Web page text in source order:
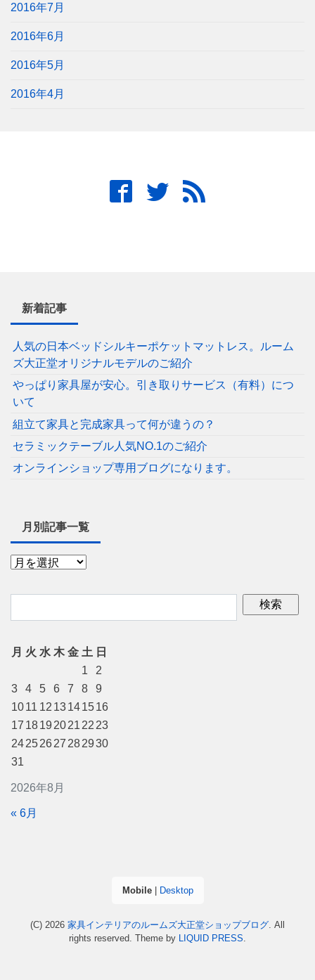
2016年7月
2016年6月
2016年5月
2016年4月
新着記事
人気の日本ベッドシルキーポケットマットレス。ルーム
ズ大正堂オリジナルモデルのご紹介
やっぱり家具屋が安心。引き取りサービス（有料）につ
いて
組立て家具と完成家具って何が違うの？
セラミックテーブル人気NO.1のご紹介
オンラインショップ専用ブログになります。
月別記事一覧
2026年8月
月 火 水 木 金 土 日
1
2
3
4 5 6 7 8
9
1011 12 13141516
17 181920212223
24252627282930
31
« 6月
Mobile| Desktop
(C) 2026 家具インテリアのルームズ大正堂ショップブログ. All
rights reserved. Theme by LIQUID PRESS.